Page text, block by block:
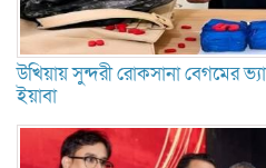
উখিয়ায় সুন্দরী রোকসানা বেগমের
ইয়াবা